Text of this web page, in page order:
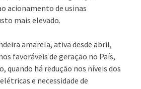
acionamento de usinas
mais elevado.
amarela, ativa desde abril,
favoráveis de geração no País,
quando há redução nos níveis dos
e necessidade de